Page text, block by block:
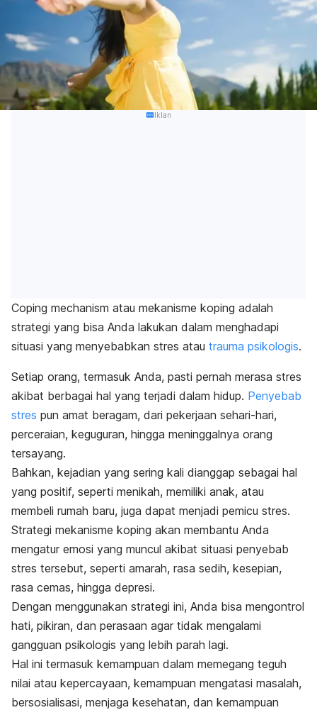
Iklan
Coping mechanism atau mekanisme koping adalah
strategi yang bisa Anda lakukan dalam menghadapi
situasi yang menyebabkan stres atau trauma psikologis.
Setiap orang, termasuk Anda, pasti pernah merasa stres
akibat berbagai hal yang terjadi dalam hidup. Penyebab
stres pun amat beragam, dari pekerjaan sehari-hari,
perceraian, keguguran, hingga meninggalnya orang
tersayang.
Bahkan, kejadian yang sering kali dianggap sebagai hal
yang positif, seperti menikah, memiliki anak, atau
membeli rumah baru, juga dapat menjadi pemicu stres.
Strategi mekanisme koping akan membantu Anda
mengatur emosi yang muncul akibat situasi penyebab
stres tersebut, seperti amarah, rasa sedih, kesepian,
rasa cemas, hingga depresi.
Dengan menggunakan strategi ini, Anda bisa mengontrol
hati, pikiran, dan perasaan agar tidak mengalami
gangguan psikologis yang lebih parah lagi.
Hal ini termasuk kemampuan dalam memegang teguh
nilai atau kepercayaan, kemampuan mengatasi masalah,
bersosialisasi, menjaga kesehatan, dan kemampuan